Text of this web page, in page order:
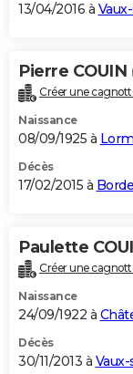
13/04/2016 à
Pierre COUIN
Créer une
Naissance
08/09/1925 à
Décès
17/02/2015 à
Paulette
Créer une
Naissance
24/09/1922 à
Décès
30/11/2013 à